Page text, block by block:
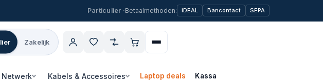
Betaalmethoden: iDEAL Bancontact SEPA
Zakelijk
Netwerk Kabels & Accessoires Laptop deals Kassa